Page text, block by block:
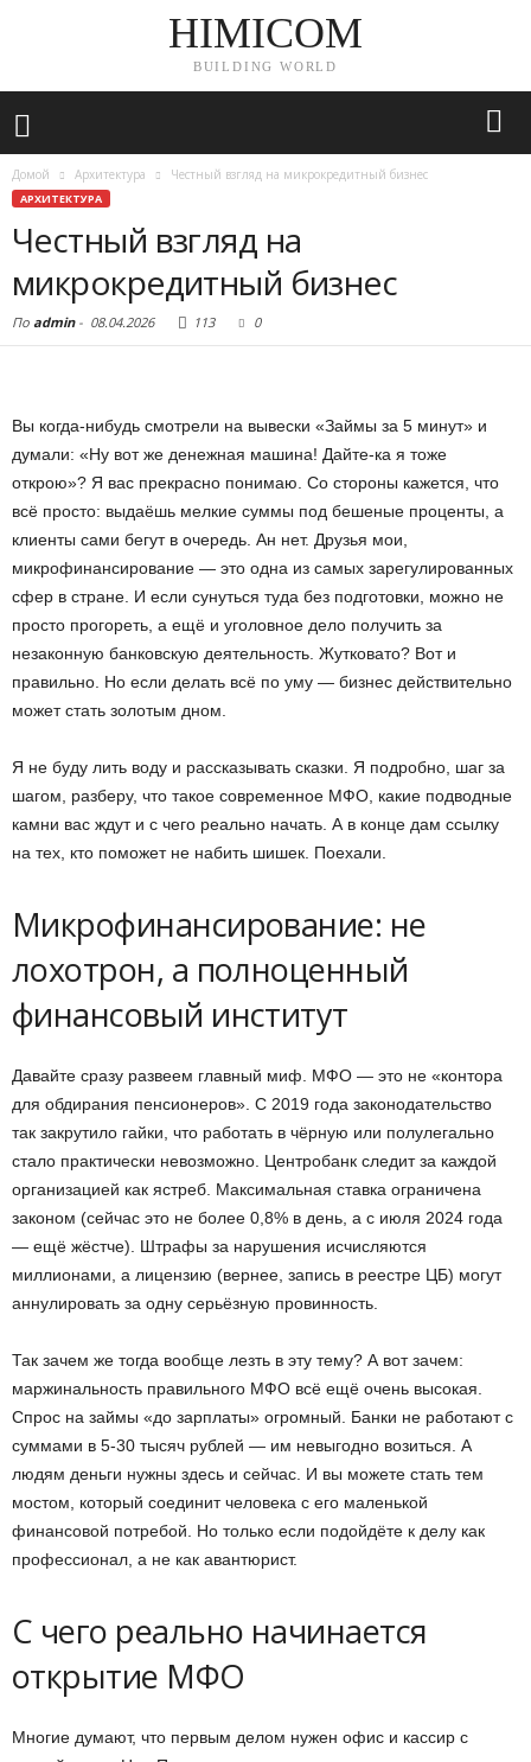
HIMICOM
BUILDING WORLD
Домой Архитектура Честный взгляд на микрокредитный бизнес
АРХИТЕКТУРА
Честный взгляд на
микрокредитный бизнес
По admin- 08.04.2026 113 0
Вы когда-нибудь смотрели на вывески «Займы за 5 минут» и
думали: «Ну вот же денежная машина! Дайте-ка я тоже
открою»? Я вас прекрасно понимаю. Со стороны кажется, что
всё просто: выдаёшь мелкие суммы под бешеные проценты, а
клиенты сами бегут в очередь. Ан нет. Друзья мои,
микрофинансирование — это одна из самых зарегулированных
сфер в стране. И если сунуться туда без подготовки, можно не
просто прогореть, а ещё и уголовное дело получить за
незаконную банковскую деятельность. Жутковато? Вот и
правильно. Но если делать всё по уму — бизнес действительно
может стать золотым дном.
Я не буду лить воду и рассказывать сказки. Я подробно, шаг за
шагом, разберу, что такое современное МФО, какие подводные
камни вас ждут и с чего реально начать. А в конце дам ссылку
на тех, кто поможет не набить шишек. Поехали.
Микрофинансирование: не
лохотрон, а полноценный
финансовый институт
Давайте сразу развеем главный миф. МФО — это не «контора
для обдирания пенсионеров». С 2019 года законодательство
так закрутило гайки, что работать в чёрную или полулегально
стало практически невозможно. Центробанк следит за каждой
организацией как ястреб. Максимальная ставка ограничена
законом (сейчас это не более 0,8% в день, а с июля 2024 года
— ещё жёстче). Штрафы за нарушения исчисляются
миллионами, а лицензию (вернее, запись в реестре ЦБ) могут
аннулировать за одну серьёзную провинность.
Так зачем же тогда вообще лезть в эту тему? А вот зачем:
маржинальность правильного МФО всё ещё очень высокая.
Спрос на займы «до зарплаты» огромный. Банки не работают с
суммами в 5-30 тысяч рублей — им невыгодно возиться. А
людям деньги нужны здесь и сейчас. И вы можете стать тем
мостом, который соединит человека с его маленькой
финансовой потребой. Но только если подойдёте к делу как
профессионал, а не как авантюрист.
С чего реально начинается
открытие МФО
Многие думают, что первым делом нужен офис и кассир с